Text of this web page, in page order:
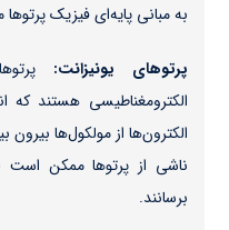
به مبانی پایه‌ای فیزیک پرتوها
پرتوهای یونیزانت:
الکترومغناطیسی هستند که
الکترون‌ها از مولکول‌ها بیرون
ناشی از پرتوها ممکن
برسانند.